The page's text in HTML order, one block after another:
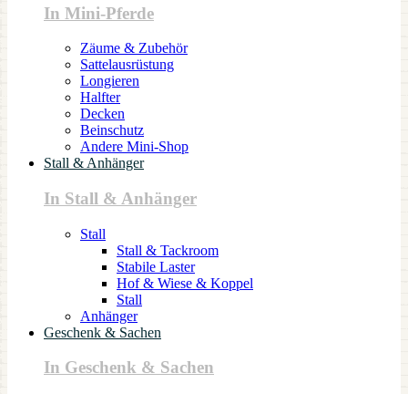
In Mini-Pferde
Zäume & Zubehör
Sattelausrüstung
Longieren
Halfter
Decken
Beinschutz
Andere Mini-Shop
Stall & Anhänger
In Stall & Anhänger
Stall
Stall & Tackroom
Stabile Laster
Hof & Wiese & Koppel
Stall
Anhänger
Geschenk & Sachen
In Geschenk & Sachen